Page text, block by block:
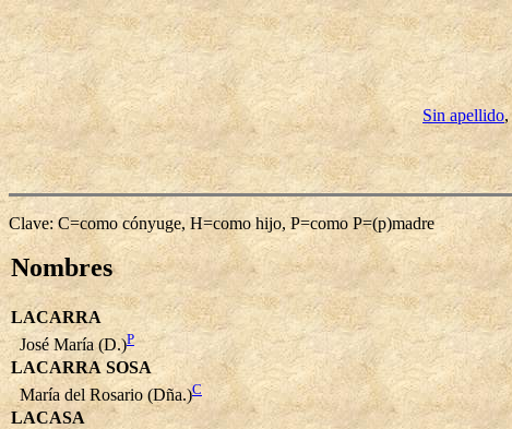
Sin apellido,
Clave: C=como cónyuge, H=como hijo, P=como P=(p)madre
Nombres
LACARRA
José María (D.)P
LACARRA SOSA
María del Rosario (Dña.)C
LACASA